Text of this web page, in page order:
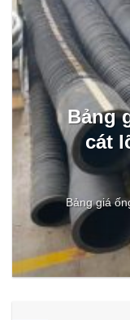
Bảng
cát
Bảng giá